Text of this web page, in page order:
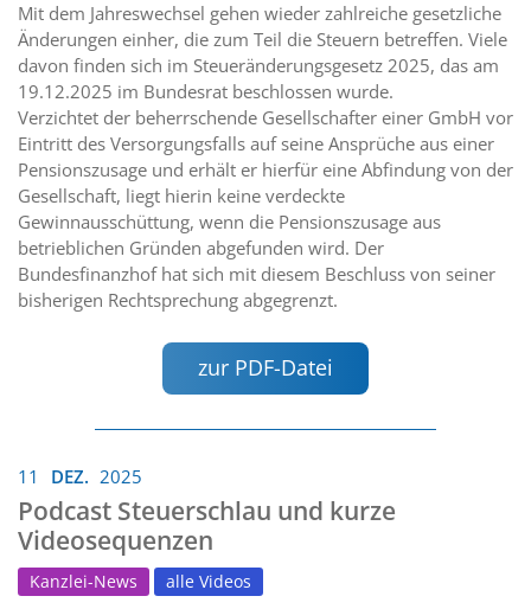
Mit dem Jahreswechsel gehen wieder zahlreiche gesetzliche
Änderungen einher, die zum Teil die Steuern betreffen. Viele
davon finden sich im Steueränderungsgesetz 2025, das am
19.12.2025 im Bundesrat beschlossen wurde.
Verzichtet der beherrschende Gesellschafter einer GmbH vor
Eintritt des Versorgungsfalls auf seine Ansprüche aus einer
Pensionszusage und erhält er hierfür eine Abfindung von der
Gesellschaft, liegt hierin keine verdeckte
Gewinnausschüttung, wenn die Pensionszusage aus
betrieblichen Gründen abgefunden wird. Der
Bundesfinanzhof hat sich mit diesem Beschluss von seiner
bisherigen Rechtsprechung abgegrenzt.
zur PDF-Datei
11 DEZ. 2025
Podcast Steuerschlau und kurze
Videosequenzen
Kanzlei-News alle Videos